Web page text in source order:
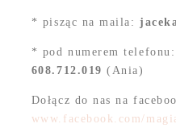
* pisząc na maila:
* pod numerem telefonu:
608.712.019(Ania)
Dołącz do nas na
www.facebook.com/